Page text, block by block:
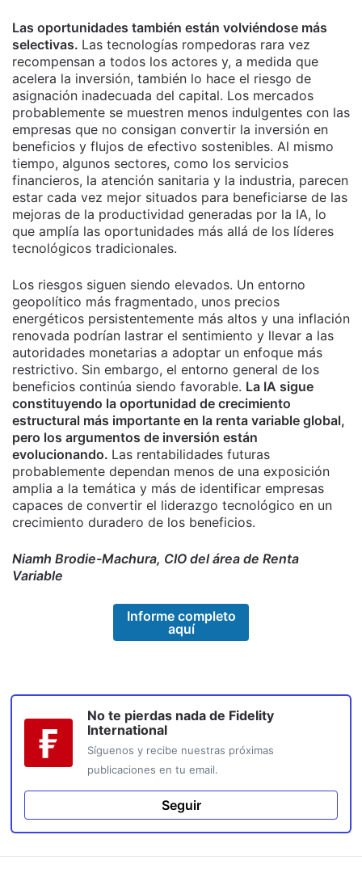
Las oportunidades también están volviéndose más
selectivas. Las tecnologías rompedoras rara vez
recompensan a todos los actores y, a medida que
acelera la inversión, también lo hace el riesgo de
asignación inadecuada del capital. Los mercados
probablemente se muestren menos indulgentes con las
empresas que no consigan convertir la inversión en
beneficios y flujos de efectivo sostenibles. Al mismo
tiempo, algunos sectores, como los servicios
financieros, la atención sanitaria y la industria, parecen
estar cada vez mejor situados para beneficiarse de las
mejoras de la productividad generadas por la IA, lo
que amplía las oportunidades más allá de los líderes
tecnológicos tradicionales.
Los riesgos siguen siendo elevados. Un entorno
geopolítico más fragmentado, unos precios
energéticos persistentemente más altos y una inflación
renovada podrían lastrar el sentimiento y llevar a las
autoridades monetarias a adoptar un enfoque más
restrictivo. Sin embargo, el entorno general de los
beneficios continúa siendo favorable. La IA sigue
constituyendo la oportunidad de crecimiento
estructural más importante en la renta variable global,
pero los argumentos de inversión están
evolucionando. Las rentabilidades futuras
probablemente dependan menos de una exposición
amplia a la temática y más de identificar empresas
capaces de convertir el liderazgo tecnológico en un
crecimiento duradero de los beneficios.
Niamh Brodie-Machura, CIO del área de Renta
Variable
Informe completo
aquí
No te pierdas nada de Fidelity
International
Síguenos y recibe nuestras próximas
publicaciones en tu email.
Seguir